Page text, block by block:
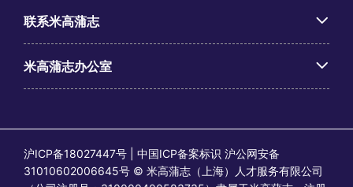
联系米高蒲志
米高蒲志办公室
沪ICP备18027447号 | 中国ICP备案标识 沪公网安备
31010602006645号 © 米高蒲志（上海）人才服务有限公司